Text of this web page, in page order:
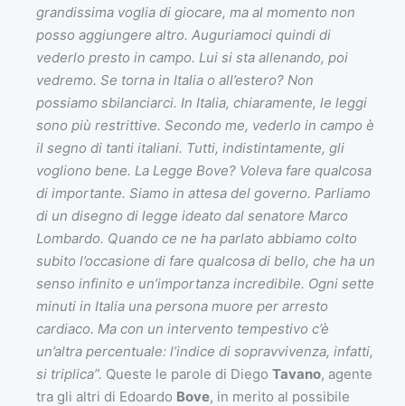
grandissima voglia di giocare, ma al momento non
posso aggiungere altro. Auguriamoci quindi di
vederlo presto in campo. Lui si sta allenando, poi
vedremo. Se torna in Italia o all’estero? Non
possiamo sbilanciarci. In Italia, chiaramente, le leggi
sono più restrittive. Secondo me, vederlo in campo è
il segno di tanti italiani. Tutti, indistintamente, gli
vogliono bene. La Legge Bove? Voleva fare qualcosa
di importante. Siamo in attesa del governo. Parliamo
di un disegno di legge ideato dal senatore Marco
Lombardo. Quando ce ne ha parlato abbiamo colto
subito l’occasione di fare qualcosa di bello, che ha un
senso infinito e un’importanza incredibile. Ogni sette
minuti in Italia una persona muore per arresto
cardiaco. Ma con un intervento tempestivo c’è
un’altra percentuale: l’indice di sopravvivenza, infatti,
si triplica”. Queste le parole di Diego Tavano, agente
tra gli altri di Edoardo Bove, in merito al possibile